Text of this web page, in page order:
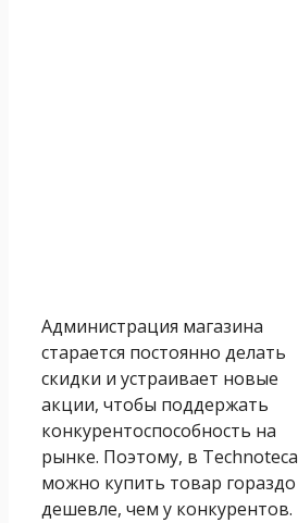
Администрация магазина
старается постоянно делать
скидки и устраивает новые
акции, чтобы поддержать
конкурентоспособность на
рынке. Поэтому, в Technoteca
можно купить товар гораздо
дешевле, чем у конкурентов.